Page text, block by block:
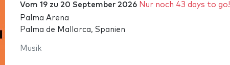
Vom 19zu 20 September 2026 Nur noch 43 days to go!
Palma Arena
Palma de Mallorca, Spanien
Musik